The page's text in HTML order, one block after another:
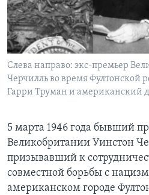
Слева направо: экс-премьер
Черчилль во время Фултонской
Гарри Труман и американский
5 марта 1946 года бывший
Великобритании Уинстон
призывавший к
совместной борьбы с
американском городе